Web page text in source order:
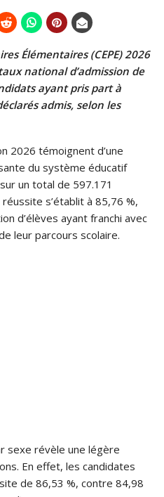
Élémentaires (CEPE) 2026
national d’admission de
ayant pris part à
admis, selon les
2026 témoignent d’une
du système éducatif
un total de 597.171
s’établit à 85,76 %,
d’élèves ayant franchi avec
leur parcours scolaire.
sexe révèle une légère
En effet, les candidates
de 86,53 %, contre 84,98